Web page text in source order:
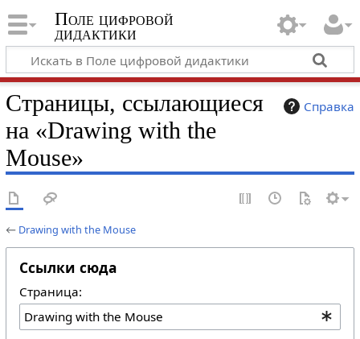
Поле цифровой
дидактики
Справка
Страницы, ссылающиеся
на «Drawing with the
Mouse»
← Drawing with the Mouse
Ссылки сюда
Страница: